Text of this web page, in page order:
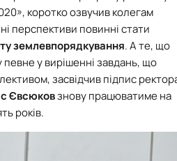
коротко озвучив колегам
перспективи повинні стати
землевпорядкування. А те, що
певне у вирішенні завдань, що
засвідчив підпис
Євсюковзнову працюватиме на
років.